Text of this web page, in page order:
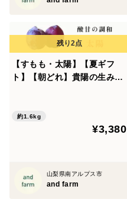
【すもも・太陽】【夏ギフ
ト】【朝どれ】貴陽の生みの
約1.6kg
¥3,380
山梨県南アルプス市
and farm